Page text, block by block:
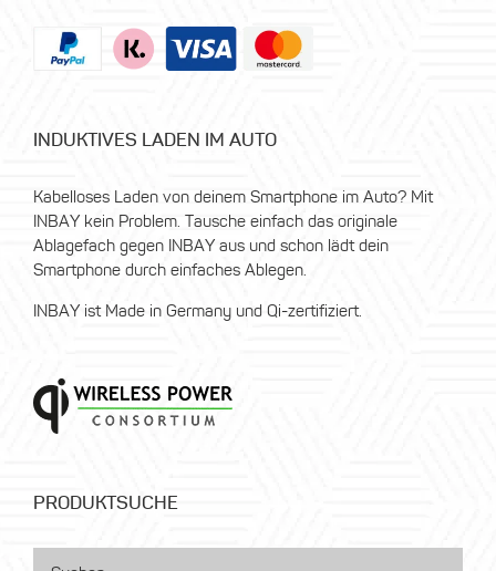
INDUKTIVES LADEN IM AUTO
Kabelloses Laden von deinem Smartphone im Auto? Mit
INBAY kein Problem. Tausche einfach das originale
Ablagefach gegen INBAY aus und schon lädt dein
Smartphone durch einfaches Ablegen.
INBAY ist Made in Germany und Qi-zertifiziert.
PRODUKTSUCHE